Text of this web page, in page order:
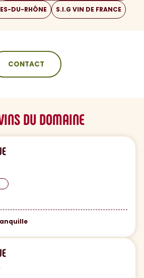
DU-RHÔNE S.I.G VIN DE FRANCE
CONTACT
DU DOMAINE